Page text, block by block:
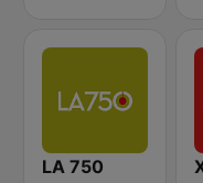
LA 750